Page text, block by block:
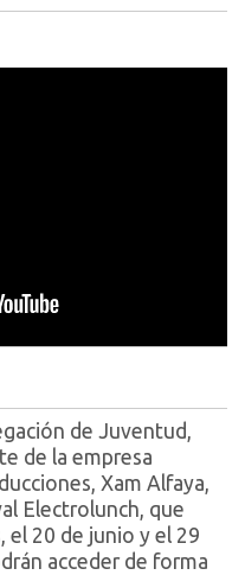
de Juventud,
de la empresa
Xam Alfaya,
Electrolunch, que
el 20 de junio y el 29
acceder de forma